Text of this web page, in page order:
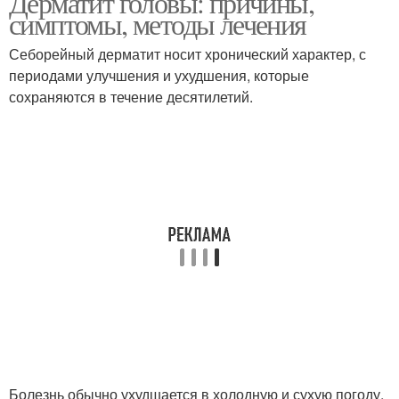
симптомы, методы лечения
Себорейный дерматит носит хронический характер, с
периодами улучшения и ухудшения, которые
сохраняются в течение десятилетий.
Болезнь обычно ухудшается в холодную и сухую погоду,